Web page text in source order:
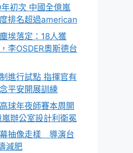
初次 中國全億嵐
排名超過american
埃落定：18人獲
李OSDER奧斯德台
進行試點 指揮官有
平安開展訓練
球年夜師賽本周開
辦公室設計利衛冕
抽像走樣 導演台
減肥